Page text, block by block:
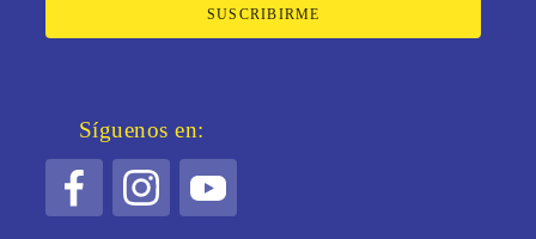
SUSCRIBIRME
Síguenos en: